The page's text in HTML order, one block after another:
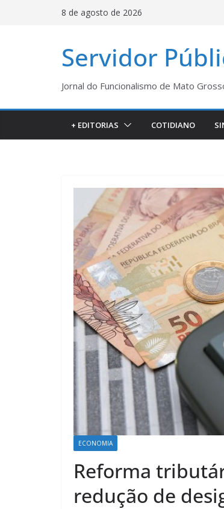
8 de agosto de 2026
Servidor
Jornal do Funcionalismo de Mato
+ EDITORIAS COTIDIANO
ECONOMIA
Reforma
redução de